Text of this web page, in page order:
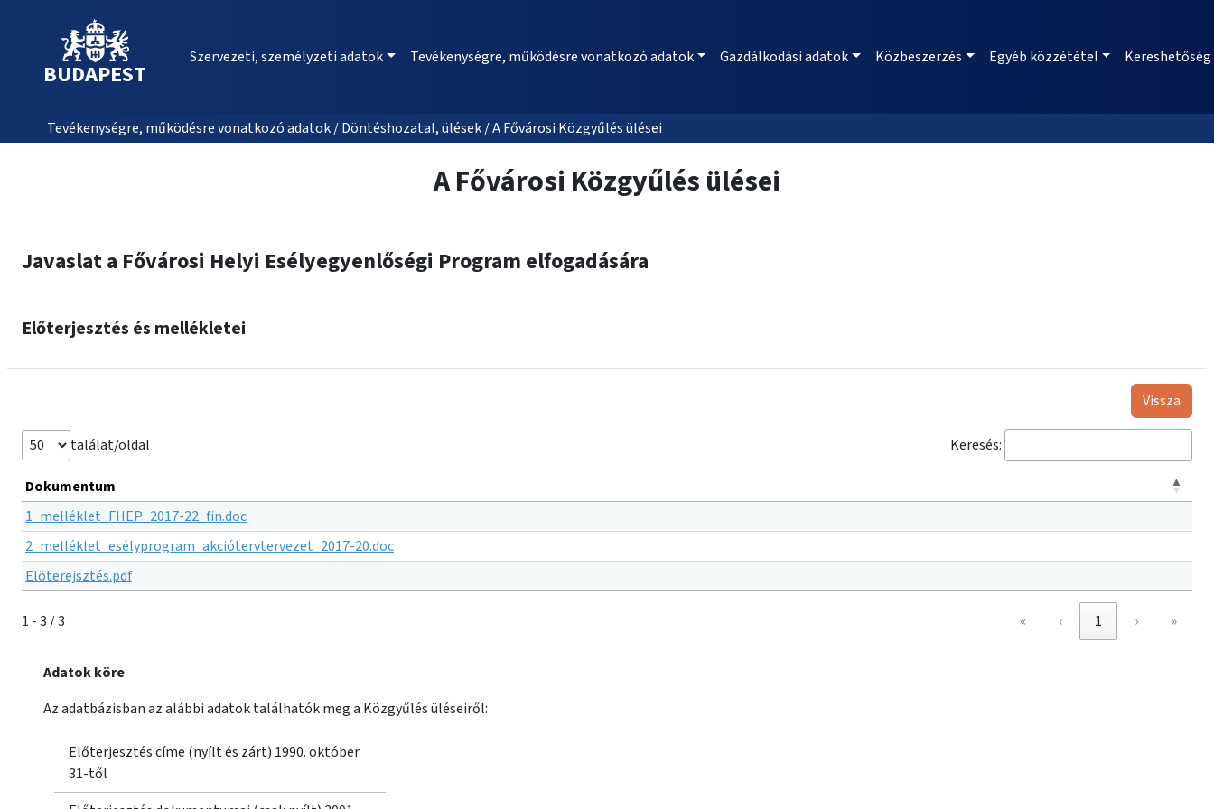
BUDAPEST
Szervezeti, személyzeti adatok Tevékenységre, működésre vonatkozó adatok Gazdálkodási adatok Közbeszerzés Egyéb közzététel Kereshetőség
Tevékenységre, működésre vonatkozó adatok / Döntéshozatal, ülések / A Fővárosi Közgyűlés ülései
A Fővárosi Közgyűlés ülései
Javaslat a Fővárosi Helyi Esélyegyenlőségi Program elfogadására
Előterjesztés és mellékletei
Vissza
találat/oldal Keresés:
Dokumentum
1_melléklet_FHEP_2017-22_fin.doc
2_melléklet_esélyprogram_akciótervtervezet_2017-20.doc
Elöterejsztés.pdf
1 - 3 / 3 « ‹ 1 › »
Adatok köre
Az adatbázisban az alábbi adatok találhatók meg a Közgyűlés üléseiről:
Előterjesztés címe (nyílt és zárt) 1990. október
31-től